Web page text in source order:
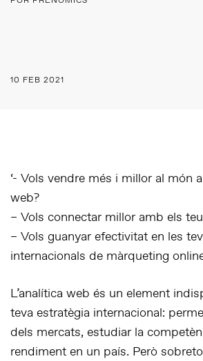
10 FEB 2021
‘- Vols vendre més i millor al món
web?
– Vols connectar millor amb els
– Vols guanyar efectivitat en les
internacionals de màrqueting
L’analítica web és un element
teva estratègia internacional:
dels mercats, estudiar la
rendiment en un país. Però